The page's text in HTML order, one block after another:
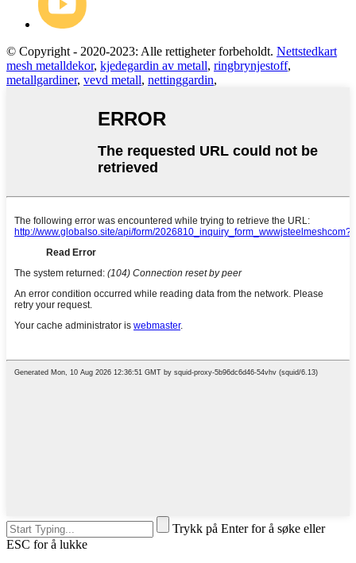
© Copyright - 2020-2023: Alle rettigheter forbeholdt. Nettstedkart
mesh metalldekor, kjedegardin av metall, ringbrynjestoff,
metallgardiner, vevd metall, nettinggardin,
Trykk på Enter for å søke eller
ESC for å lukke